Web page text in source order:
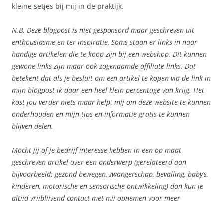
kleine setjes bij mij in de praktijk.
N.B. Deze blogpost is niet gesponsord maar geschreven uit
enthousiasme en ter inspiratie. Soms staan er links in naar
handige artikelen die te koop zijn bij een webshop. Dit kunnen
gewone links zijn maar ook zogenaamde affiliate links. Dat
betekent dat als je besluit om een artikel te kopen via de link in
mijn blogpost ik daar een heel klein percentage van krijg. Het
kost jou verder niets maar helpt mij om deze website te kunnen
onderhouden en mijn tips en informatie gratis te kunnen
blijven delen.
Mocht jij of je bedrijf interesse hebben in een op maat
geschreven artikel over een onderwerp (gerelateerd aan
bijvoorbeeld: gezond bewegen, zwangerschap, bevalling, baby’s,
kinderen, motorische en sensorische ontwikkeling) dan kun je
altijd vrijblijvend contact met mij opnemen voor meer